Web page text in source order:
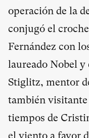
operación de la
conjugó el
Fernández con
laureado Nobel y
Stiglitz, mentor
también
tiempos de
el viento a favor